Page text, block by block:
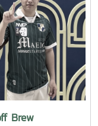
Brew